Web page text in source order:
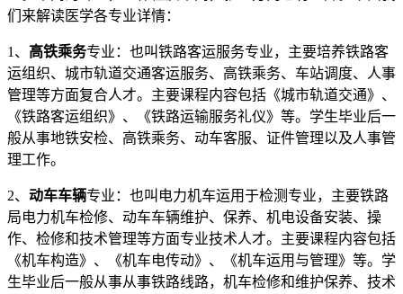
们来解读医学各专业详情：
1、 高铁乘务专业：也叫铁路客运服务专业，主要培养铁路客
运组织、城市轨道交通客运服务、高铁乘务、车站调度、人事
管理等方面复合人才。主要课程内容包括《城市轨道交通》、
《铁路客运组织》、《铁路运输服务礼仪》等。学生毕业后一
般从事地铁安检、高铁乘务、动车客服、证件管理以及人事管
理工作。
2、 动车车辆专业：也叫电力机车运用于检测专业，主要铁路
局电力机车检修、动车车辆维护、保养、机电设备安装、操
作、检修和技术管理等方面专业技术人才。主要课程内容包括
《机车构造》、《机车电传动》、《机车运用与管理》等。学
生毕业后一般从事从事铁路线路，机车检修和维护保养、技术